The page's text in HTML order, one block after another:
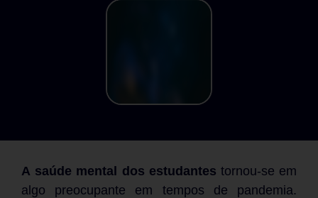
A saúde mental dos estudantes tornou-se em
algo preocupante em tempos de pandemia.